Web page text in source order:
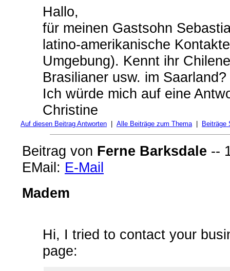
Hallo,
für meinen Gastsohn
latino-amerikanische
Umgebung). Kennt ihr
Brasilianer usw. im Saarland?
Ich würde mich auf eine
Christine
Auf diesen Beitrag Antworten Alle Beiträge zum Thema| Beiträge
Beitrag von Ferne Barksdale --
EMail: E-Mail
Madem
Hi, I tried to contact your
page: